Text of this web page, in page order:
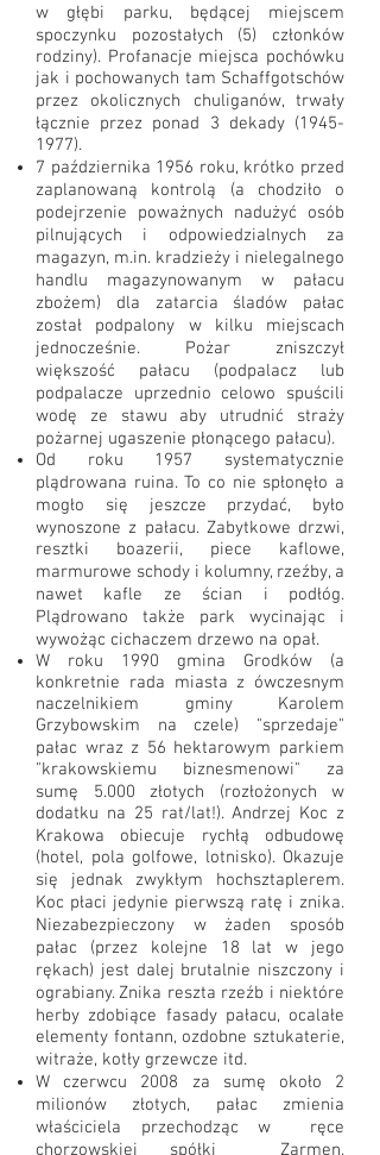
w głębi parku, będącej miejscem
spoczynku pozostałych (5) członków
rodziny). Profanacje miejsca pochówku
jak i pochowanych tam Schaffgotschów
przez okolicznych chuliganów, trwały
łącznie przez ponad 3 dekady (1945-
1977).
7 października 1956 roku, krótko przed
zaplanowaną kontrolą (a chodziło o
podejrzenie poważnych nadużyć osób
pilnujących i odpowiedzialnych za
magazyn, m.in. kradzieży i nielegalnego
handlu magazynowanym w pałacu
zbożem) dla zatarcia śladów pałac
został podpalony w kilku miejscach
jednocześnie. Pożar zniszczył
większość pałacu (podpalacz lub
podpalacze uprzednio celowo spuścili
wodę ze stawu aby utrudnić straży
pożarnej ugaszenie płonącego pałacu).
Od roku 1957 systematycznie
plądrowana ruina. To co nie spłonęło a
mogło się jeszcze przydać, było
wynoszone z pałacu. Zabytkowe drzwi,
resztki boazerii, piece kaflowe,
marmurowe schody i kolumny, rzeźby, a
nawet kafle ze ścian i podłóg.
Plądrowano także park wycinając i
wywożąc cichaczem drzewo na opał.
W roku 1990 gmina Grodków (a
konkretnie rada miasta z ówczesnym
naczelnikiem gminy Karolem
Grzybowskim na czele) "sprzedaje"
pałac wraz z 56 hektarowym parkiem
"krakowskiemu biznesmenowi" za
sumę 5.000 złotych (rozłożonych w
dodatku na 25 rat/lat!). Andrzej Koc z
Krakowa obiecuje rychłą odbudowę
(hotel, pola golfowe, lotnisko). Okazuje
się jednak zwykłym hochsztaplerem.
Koc płaci jedynie pierwszą ratę i znika.
Niezabezpieczony w żaden sposób
pałac (przez kolejne 18 lat w jego
rękach) jest dalej brutalnie niszczony i
ograbiany. Znika reszta rzeźb i niektóre
herby zdobiące fasady pałacu, ocalałe
elementy fontann, ozdobne sztukaterie,
witraże, kotły grzewcze itd.
W czerwcu 2008 za sumę około 2
milionów złotych, pałac zmienia
właściciela przechodząc w ręce
chorzowskiej spółki Zarmen,